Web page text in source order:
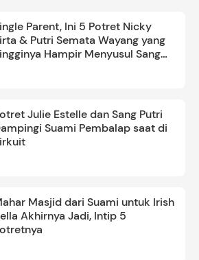
Parent, Ini 5 Potret Nicky
& Putri Semata Wayang yang
Hampir Menyusul Sang
Julie Estelle dan Sang Putri
Suami Pembalap saat di
Masjid dari Suami untuk Irish
Akhirnya Jadi, Intip 5